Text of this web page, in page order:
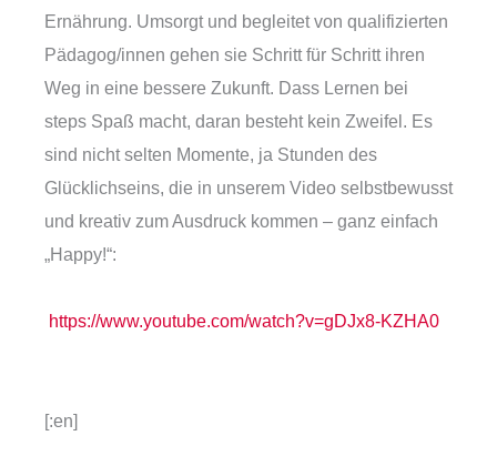
Ernährung. Umsorgt und begleitet von qualifizierten
Pädagog/innen gehen sie Schritt für Schritt ihren
Weg in eine bessere Zukunft. Dass Lernen bei
steps Spaß macht, daran besteht kein Zweifel. Es
sind nicht selten Momente, ja Stunden des
Glücklichseins, die in unserem Video selbstbewusst
und kreativ zum Ausdruck kommen – ganz einfach
„Happy!“:
https://www.youtube.com/watch?v=gDJx8-KZHA0
[:en]